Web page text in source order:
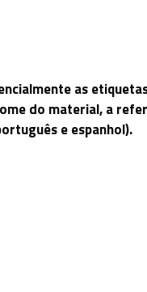
as
do material, a
e espanhol).